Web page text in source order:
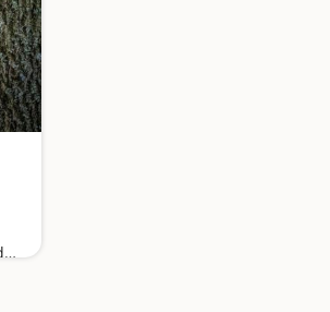
Buscamos las excursiones más fáciles y sorprendentes para toda la familia